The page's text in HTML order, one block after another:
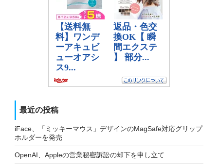
最近の投稿
iFace、「ミッキーマウス」デザインのMagSafe対応グリップ
ホルダーを発売
OpenAI、Appleの営業秘密訴訟の却下を申し立て